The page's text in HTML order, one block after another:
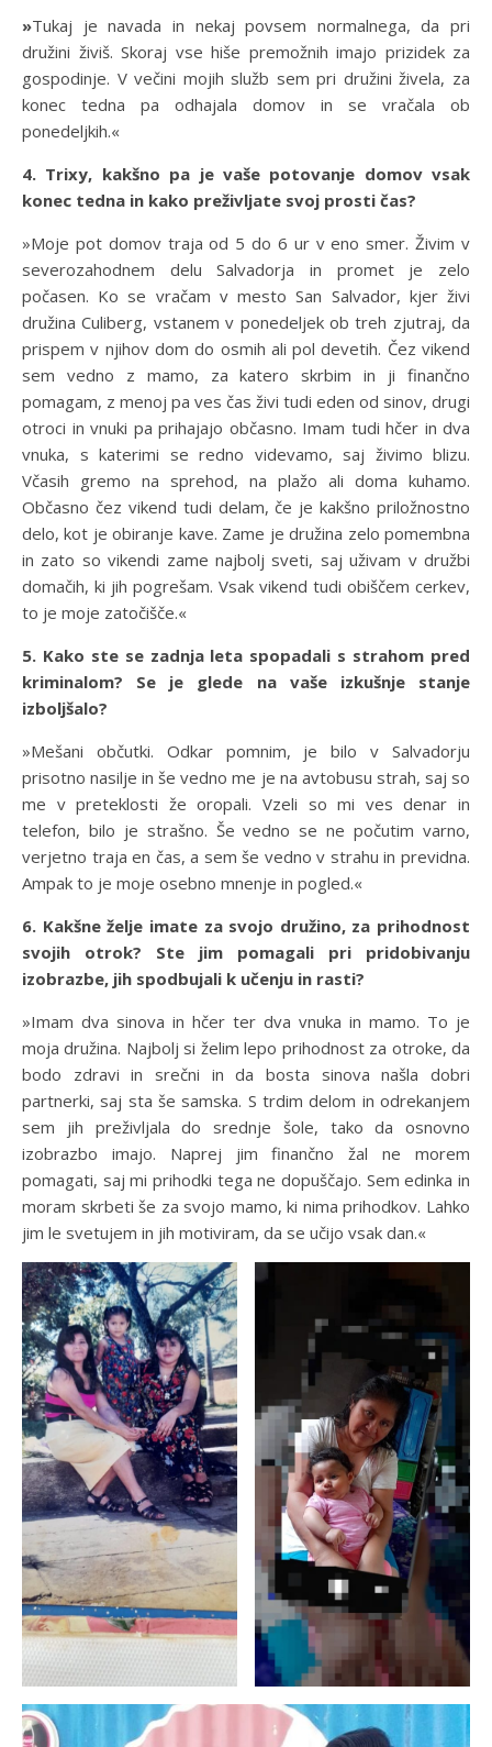
»Tukaj je navada in nekaj povsem normalnega, da pri
družini živiš. Skoraj vse hiše premožnih imajo prizidek za
gospodinje. V večini mojih služb sem pri družini živela, za
konec tedna pa odhajala domov in se vračala ob
ponedeljkih.«
4. Trixy, kakšno pa je vaše potovanje domov vsak
konec tedna in kako preživljate svoj prosti čas?
»Moje pot domov traja od 5 do 6 ur v eno smer. Živim v
severozahodnem delu Salvadorja in promet je zelo
počasen. Ko se vračam v mesto San Salvador, kjer živi
družina Culiberg, vstanem v ponedeljek ob treh zjutraj, da
prispem v njihov dom do osmih ali pol devetih. Čez vikend
sem vedno z mamo, za katero skrbim in ji finančno
pomagam, z menoj pa ves čas živi tudi eden od sinov, drugi
otroci in vnuki pa prihajajo občasno. Imam tudi hčer in dva
vnuka, s katerimi se redno videvamo, saj živimo blizu.
Včasih gremo na sprehod, na plažo ali doma kuhamo.
Občasno čez vikend tudi delam, če je kakšno priložnostno
delo, kot je obiranje kave. Zame je družina zelo pomembna
in zato so vikendi zame najbolj sveti, saj uživam v družbi
domačih, ki jih pogrešam. Vsak vikend tudi obiščem cerkev,
to je moje zatočišče.«
5. Kako ste se zadnja leta spopadali s strahom pred
kriminalom? Se je glede na vaše izkušnje stanje
izboljšalo?
»Mešani občutki. Odkar pomnim, je bilo v Salvadorju
prisotno nasilje in še vedno me je na avtobusu strah, saj so
me v preteklosti že oropali. Vzeli so mi ves denar in
telefon, bilo je strašno. Še vedno se ne počutim varno,
verjetno traja en čas, a sem še vedno v strahu in previdna.
Ampak to je moje osebno mnenje in pogled.«
6. Kakšne želje imate za svojo družino, za prihodnost
svojih otrok? Ste jim pomagali pri pridobivanju
izobrazbe, jih spodbujali k učenju in rasti?
»Imam dva sinova in hčer ter dva vnuka in mamo. To je
moja družina. Najbolj si želim lepo prihodnost za otroke, da
bodo zdravi in srečni in da bosta sinova našla dobri
partnerki, saj sta še samska. S trdim delom in odrekanjem
sem jih preživljala do srednje šole, tako da osnovno
izobrazbo imajo. Naprej jim finančno žal ne morem
pomagati, saj mi prihodki tega ne dopuščajo. Sem edinka in
moram skrbeti še za svojo mamo, ki nima prihodkov. Lahko
jim le svetujem in jih motiviram, da se učijo vsak dan.«